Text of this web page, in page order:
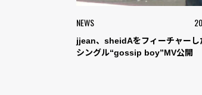
NEWS
jjean、sheidAをフィーチャーし
シングル“gossip boy”MV公開